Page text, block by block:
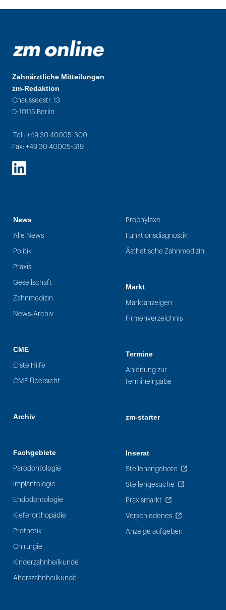
Zahnärztliche Mitteilungen
zm-Redaktion
Chausseestr. 13
D-10115 Berlin
Tel.: +49 30 40005-300
Fax: +49 30 40005-319
LinkedIn
News
Alle News
Politik
Praxis
Gesellschaft
Zahnmedizin
News-Archiv
CME
Erste Hilfe
CME Übersicht
Archiv
Fachgebiete
Parodontologie
Implantologie
Endodontologie
Kieferorthopädie
Prothetik
Chirurgie
Kinderzahnheilkunde
Alterszahnheilkunde
Prophylaxe
Funktionsdiagnostik
Ästhetische Zahnmedizin
Markt
Marktanzeigen
Firmenverzeichnis
Termine
Anleitung zur
Termineingabe
zm-starter
Inserat
Stellenangebote
Stellengesuche
Praxismarkt
Verschiedenes
Anzeige aufgeben